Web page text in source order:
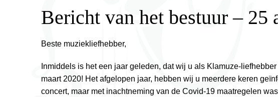
Bericht van het bestuur – 25
Beste muziekliefhebber,
Inmiddels is het een jaar geleden, dat wij u als Klamuze-
maart 2020! Het afgelopen jaar, hebben wij u meerdere keren
concert, maar met inachtneming van de Covid-19 maatregelen